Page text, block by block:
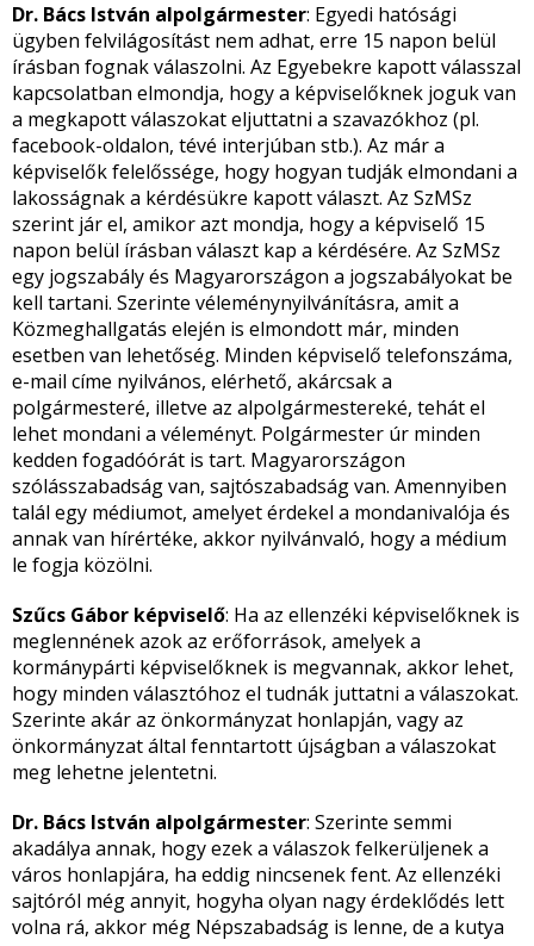
Dr. Bács István alpolgármester: Egyedi hatósági
ügyben felvilágosítást nem adhat, erre 15 napon belül
írásban fognak válaszolni. Az Egyebekre kapott válasszal
kapcsolatban elmondja, hogy a képviselőknek joguk van
a megkapott válaszokat eljuttatni a szavazókhoz (pl.
facebook-oldalon, tévé interjúban stb.). Az már a
képviselők felelőssége, hogy hogyan tudják elmondani a
lakosságnak a kérdésükre kapott választ. Az SzMSz
szerint jár el, amikor azt mondja, hogy a képviselő 15
napon belül írásban választ kap a kérdésére. Az SzMSz
egy jogszabály és Magyarországon a jogszabályokat be
kell tartani. Szerinte véleménynyilvánításra, amit a
Közmeghallgatás elején is elmondott már, minden
esetben van lehetőség. Minden képviselő telefonszáma,
e-mail címe nyilvános, elérhető, akárcsak a
polgármesteré, illetve az alpolgármestereké, tehát el
lehet mondani a véleményt. Polgármester úr minden
kedden fogadóórát is tart. Magyarországon
szólásszabadság van, sajtószabadság van. Amennyiben
talál egy médiumot, amelyet érdekel a mondanivalója és
annak van hírértéke, akkor nyilvánvaló, hogy a médium
le fogja közölni.
Szűcs Gábor képviselő: Ha az ellenzéki képviselőknek is
meglennének azok az erőforrások, amelyek a
kormánypárti képviselőknek is megvannak, akkor lehet,
hogy minden választóhoz el tudnák juttatni a válaszokat.
Szerinte akár az önkormányzat honlapján, vagy az
önkormányzat által fenntartott újságban a válaszokat
meg lehetne jelentetni.
Dr. Bács István alpolgármester: Szerinte semmi
akadálya annak, hogy ezek a válaszok felkerüljenek a
város honlapjára, ha eddig nincsenek fent. Az ellenzéki
sajtóról még annyit, hogyha olyan nagy érdeklődés lett
volna rá, akkor még Népszabadság is lenne, de a kutya